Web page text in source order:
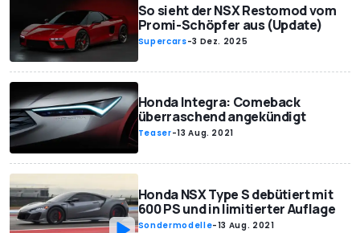
So sieht der NSX Restomod vom
Promi-Schöpfer aus (Update)
Supercars-3 Dez. 2025
Honda Integra: Comeback
überraschend angekündigt
Teaser-13 Aug. 2021
Honda NSX Type S debütiert mit
600 PS und in limitierter Auflage
Sondermodelle-13 Aug. 2021